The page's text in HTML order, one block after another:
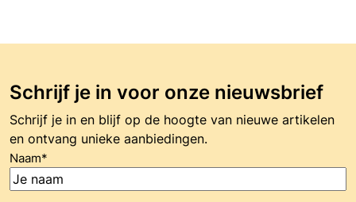
Schrijf je in voor onze nieuwsbrief
Schrijf je in en blijf op de hoogte van nieuwe artikelen
en ontvang unieke aanbiedingen.
Naam*